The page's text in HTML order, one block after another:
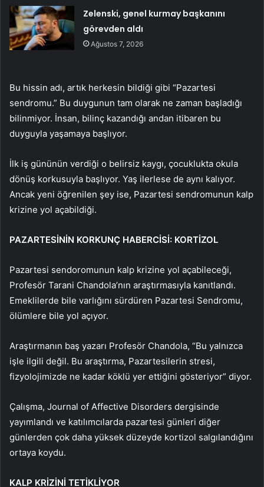
Zelenski, genel kurmay başkanını
görevden aldı
Ağustos 7, 2026
Bu hissin adı, artık herkesin bildiği gibi “Pazartesi
sendromu.” Bu duygunun tam olarak ne zaman başladığı
bilinmiyor. İnsan, bilinç kazandığı andan itibaren bu
duyguyla yaşamaya başlıyor.
İlk iş gününün verdiği o belirsiz kaygı, çocuklukta okula
dönüş korkusuyla başlıyor. Yaş ilerlese de aynı kalıyor.
Ancak yeni öğrenilen şey ise, Pazartesi sendromunun kalp
krizine yol açabildiği.
PAZARTESİNİN KORKUNÇ HABERCİSİ: KORTİZOL
Pazartesi sendoromunun kalp krizine yol açabileceği,
Profesör Tarani Chandola’nın araştırmasıyla kanıtlandı.
Emeklilerde bile varlığını sürdüren Pazartesi Sendromu,
ölümlere bile yol açıyor.
Araştırmanın baş yazarı Profesör Chandola, “Bu yalnızca
işle ilgili değil. Bu araştırma, Pazartesilerin stresi,
fizyolojimizde ne kadar köklü yer ettiğini gösteriyor” diyor.
Çalışma, Journal of Affective Disorders dergisinde
yayımlandı ve katılımcılarda pazartesi günleri diğer
günlerden çok daha yüksek düzeyde kortizol salgılandığını
ortaya koydu.
KALP KRİZİNİ TETİKLİYOR